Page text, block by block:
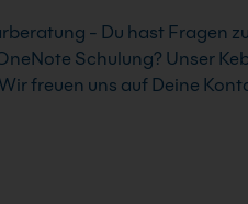
- Du hast Fragen
Schulung? Unser
freuen uns auf Deine